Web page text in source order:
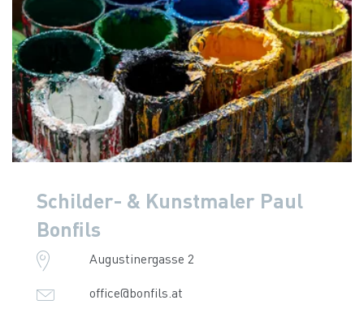
Schilder- & Kunstmaler Paul
Bonfils
Augustinergasse 2
office@bonfils.at